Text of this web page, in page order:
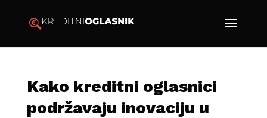
Kako kreditni oglasnici
podržavaju inovaciju u